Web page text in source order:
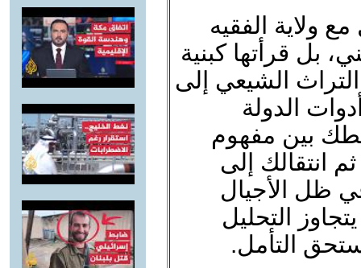
ولاية الفقيه
بل قرأتها كبنية
الشيعي إلى
الدولة
بين مفهوم
انتقالك إلى
ظل الأجيال
التحليل
التأمل.